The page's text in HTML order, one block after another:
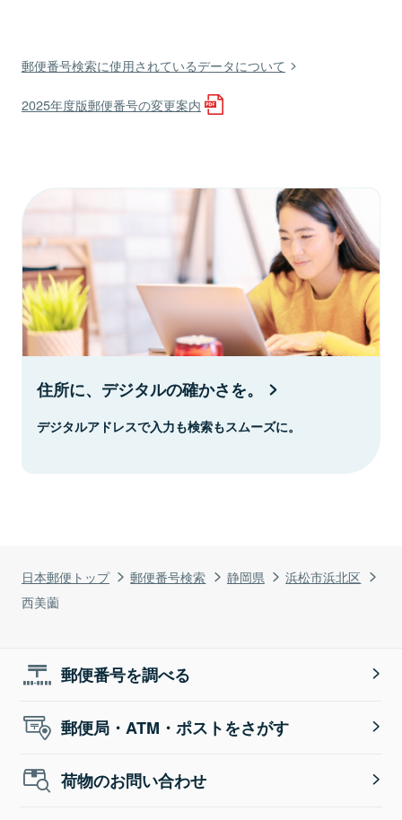
日本郵便トップ 郵便番号検索 静岡県
浜松市浜北区
西美薗
郵便番号検索に使用されているデータについて
2025年度版郵便番号の変更案内
住所に、デジタルの確かさを。
デジタルアドレスで入力も検索もスムーズに。
郵便番号を調べる
郵便局・ATM・ポストをさがす
荷物のお問い合わせ